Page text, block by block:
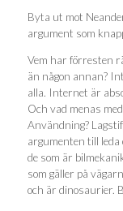
Byta ut mot
argument som
Vem har förresten
än någon annan?
alla. Internet är
Och vad menas
Användning?
argumenten till
de som är
som gäller på
och är dinosaurier.